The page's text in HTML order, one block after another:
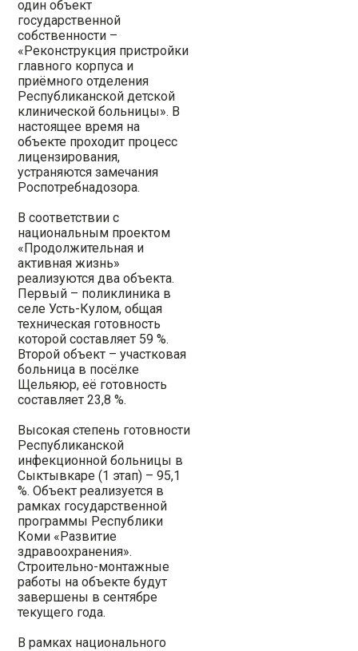
один объект
государственной
собственности –
«Реконструкция пристройки
главного корпуса и
приёмного отделения
Республиканской детской
клинической больницы». В
настоящее время на
объекте проходит процесс
лицензирования,
устраняются замечания
Роспотребнадозора.
В соответствии с
национальным проектом
«Продолжительная и
активная жизнь»
реализуются два объекта.
Первый – поликлиника в
селе Усть-Кулом, общая
техническая готовность
которой составляет 59 %.
Второй объект – участковая
больница в посёлке
Щельяюр, её готовность
составляет 23,8 %.
Высокая степень готовности
Республиканской
инфекционной больницы в
Сыктывкаре (1 этап) – 95,1
%. Объект реализуется в
рамках государственной
программы Республики
Коми «Развитие
здравоохранения».
Строительно-монтажные
работы на объекте будут
завершены в сентябре
текущего года.
В рамках национального